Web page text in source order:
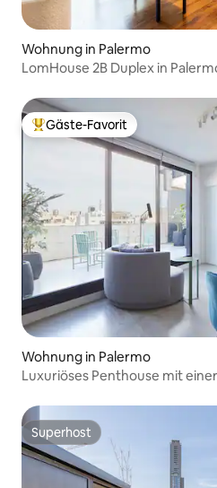
Wohnung in Palermo
LomHouse 2B Duplex in
Beliebter Gäste-Favorit.
Gäste-Favorit
Wohnung in Palermo
Luxuriöses Penthouse mit
Superhost
Superhost